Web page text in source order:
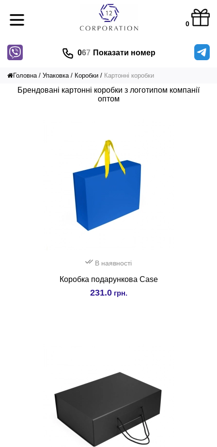
0
067 Показати номер
Головна Упаковка Коробки Картонні коробки
Брендовані картонні коробки з логотипом компанії
оптом
В наявності
Коробка подарункова Case
231.0грн.